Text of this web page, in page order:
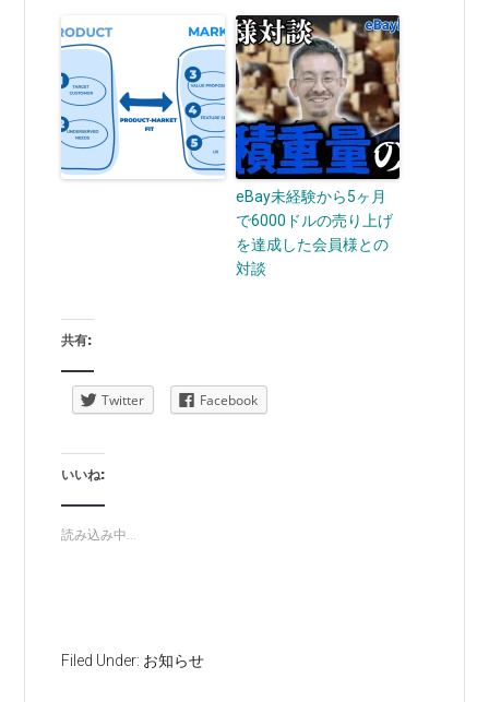
eBay未経験から5ヶ月
で6000ドルの売り上げ
を達成した会員様との
対談
共有:
Twitter Facebook
いいね:
読み込み中...
Filed Under: お知らせ